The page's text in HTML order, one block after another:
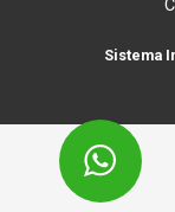
Sistema